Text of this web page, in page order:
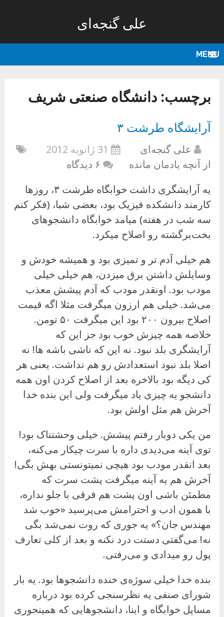
علی گنجه‌ای
MENU
برچسب:دانشگاه صنعتی شریف
آرایشگاه طرشت ۳
علی گنجه‌ای
31 ژانویه 2012
از آنچه یادمان مانده
۶ دیدگاه
یه آرایشگری داشت خوابگاه طرشت ۳، روزها
کارمند دانشکده فیزیک بود، بعضی شبا، (فکر کنم
سه شب در هفته) میامد خوابگاه دانشجوهای
بخت‌برگشته رو اصلاح میکرد.
هم خیلی آدم تر و تمیزی بود و همیشه خودش و
وسایلش داشتن برق میزدن، هم خیلی خیلی
مودب بود. اونقدر مودب که آدم پیشش معذب
می‌شد. خیلی هم ارزون میگرفت مثلا اگه قیمت
اصلاح بیرون ۲۰۰ بود این میگرفت ۵۰ تومن.
خلاصه همه چیزش خوب بود جز این که
آرایشگری بلد نبود. نه این که ناشی باشه ها! نه
اصلا بلد نبود استعدادش رو هم نداشت. یعنی هر
کی دیگه بود بالاخره بعد از اصلاح کردن اون همه
دانشجو یه چیزی یاد میگرفت ولی این بنده خدا
آخرش هم مثل اولش بود.
من یکی دوبار رفتم پیشش. خیلی وحشتناک بود!
توی آینه می‌دیدی داره با سرت چیکار می‌کنه،
بعد انقدر مودب بود هیچی نمیتونستی بهش بگی!
آخرش هم یه آینه میگرفت پشت سرت که
مطمئن باشی اون پشت هم فرقی با جلو نداره،
با همون ادب و احترامش می‌پرسید «خوب شد
مهندس جان؟» یه جوری که روت نمی‌شد بگی
نه! می‌گفتی دستت درد نکنه و بعد از کلی تعارف
پول رو میدادی و می‌رفتی.
بنده خدا خیلی سوژه‌ی خنده دانشجوها بود. یه بار
شورای صنفی یه نظرسنجی کرده بود درباره
مساپل خوابگاه و اینا، دانشجوهایی که همینجوری